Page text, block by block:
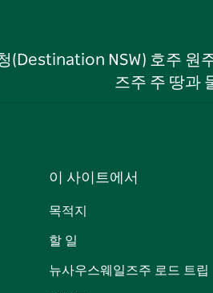
(Destination NSW) 호주 원
즈주 주 땅과
이 사이트에서
목적지
할 일
뉴사우스웨일즈주 로드 트립